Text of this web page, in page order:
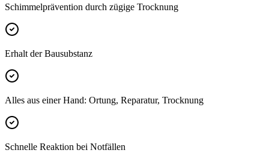
Schimmelprävention durch zügige Trocknung
Erhalt der Bausubstanz
Alles aus einer Hand: Ortung, Reparatur, Trocknung
Schnelle Reaktion bei Notfällen